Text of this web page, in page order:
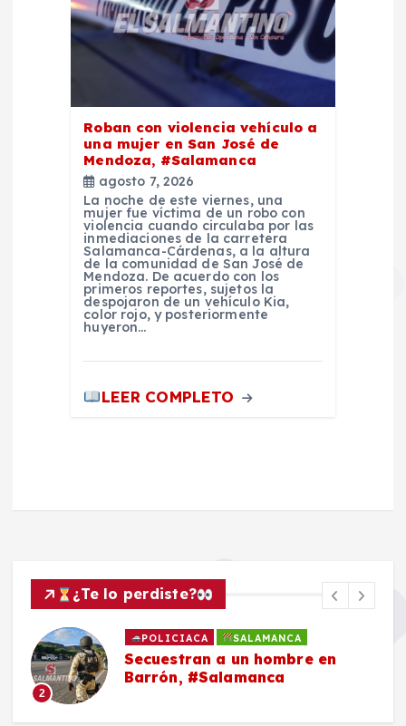
Roban con violencia vehículo a
una mujer en San José de
Mendoza, #Salamanca
agosto 7, 2026
La noche de este viernes, una
mujer fue víctima de un robo con
violencia cuando circulaba por las
inmediaciones de la carretera
Salamanca-Cárdenas, a la altura
de la comunidad de San José de
Mendoza. De acuerdo con los
primeros reportes, sujetos la
despojaron de un vehículo Kia,
color rojo, y posteriormente
huyeron…
LEER COMPLETO
¿Te lo perdiste?
2
POLICIACA SALAMANCA
Secuestran a un hombre en
Barrón, #Salamanca